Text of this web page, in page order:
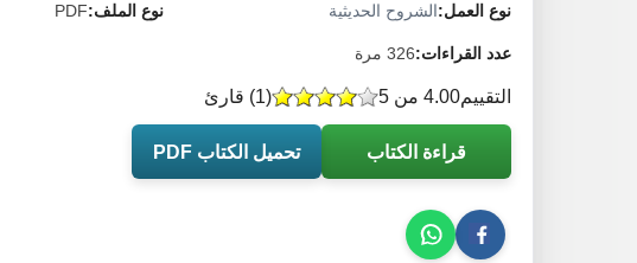
نوع العمل:الشروح الحديثية نوع الملف:PDF
عدد القراءات:326 مرة
التقييم (
1) قارئ 4.00 من 5
قراءة الكتاب تحميل الكتاب PDF